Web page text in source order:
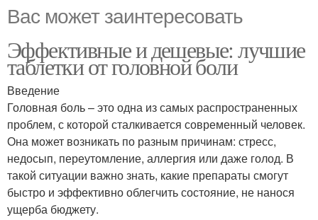
Вас может заинтересовать
Эффективные и дешевые: лучшие
таблетки от головной боли
Введение
Головная боль – это одна из самых распространенных
проблем, с которой сталкивается современный человек.
Она может возникать по разным причинам: стресс,
недосып, переутомление, аллергия или даже голод. В
такой ситуации важно знать, какие препараты смогут
быстро и эффективно облегчить состояние, не нанося
ущерба бюджету.